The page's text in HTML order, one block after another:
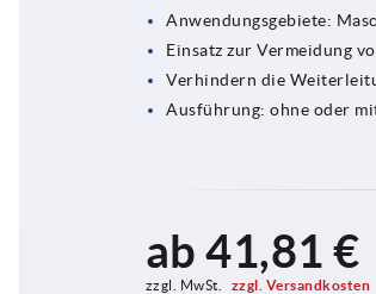
Anwendungsgebiete:
Einsatz zur Vermeidung
Verhindern die
Ausführung: ohne oder
ab41,81 €
zzgl. MwSt. zzgl. Versandkosten